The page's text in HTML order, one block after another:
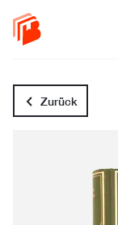
Zurück